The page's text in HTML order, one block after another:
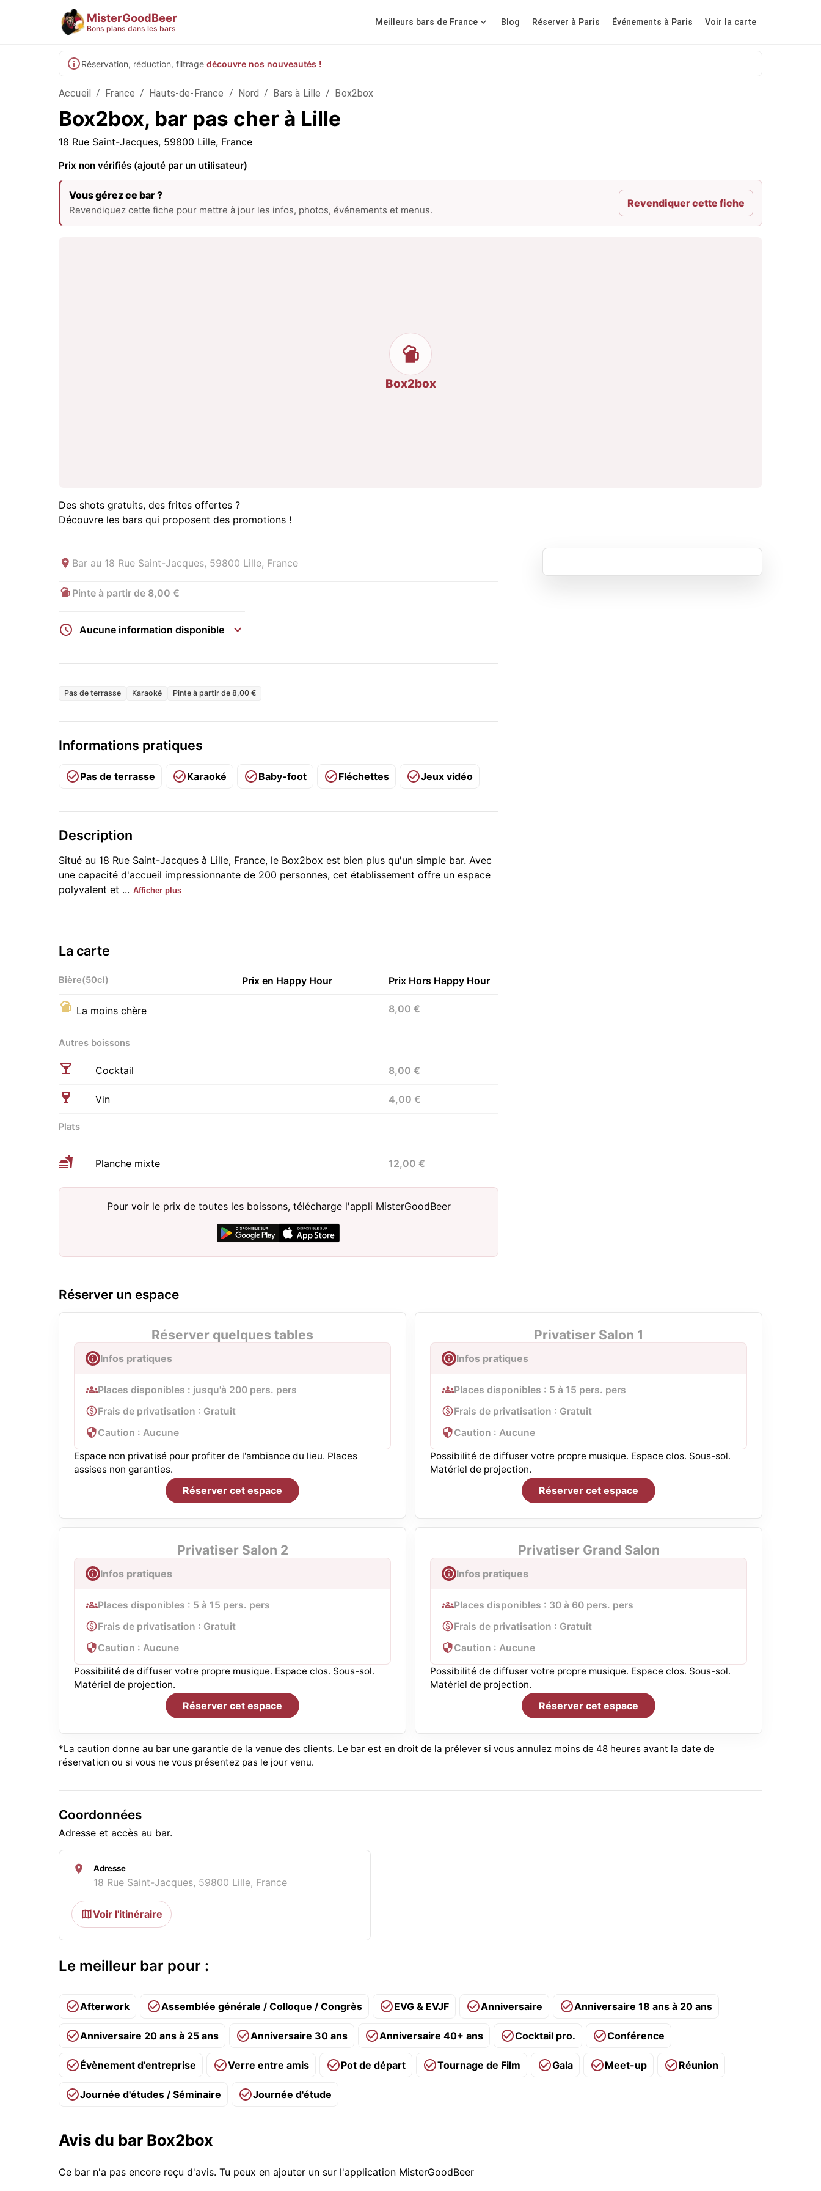
MisterGoodBeer
Bons plans dans les bars
Meilleurs bars de France Blog Réserver à Paris Événements à Paris Voir la carte
Réservation, réduction, filtrage découvre nos nouveautés !
Accueil / France / Hauts-de-France / Nord / Bars à Lille / Box2box
Box2box, bar pas cher à Lille
18 Rue Saint-Jacques, 59800 Lille, France
Prix non vérifiés (ajouté par un utilisateur)
Vous gérez ce bar ?
Revendiquez cette fiche pour mettre à jour les infos, photos, événements et menus.
Revendiquer cette fiche
Box2box
Des shots gratuits, des frites offertes ?
Découvre les bars qui proposent des promotions !
Bar au 18 Rue Saint-Jacques, 59800 Lille, France
Pinte à partir de 8,00 €
Aucune information disponible
Pas de terrasse Karaoké Pinte à partir de 8,00 €
Informations pratiques
Pas de terrasse Karaoké Baby-foot Fléchettes Jeux vidéo
Description
Situé au 18 Rue Saint-Jacques à Lille, France, le Box2box est bien plus qu'un simple bar. Avec
une capacité d'accueil impressionnante de 200 personnes, cet établissement offre un espace
polyvalent et ... Afficher plus
La carte
Bière(50cl) Prix en Happy Hour Prix Hors Happy Hour
La moins chère 8,00 €
Autres boissons
Cocktail 8,00 €
Vin 4,00 €
Plats
Planche mixte 12,00 €
Pour voir le prix de toutes les boissons, télécharge l'appli MisterGoodBeer
Réserver un espace
Réserver quelques tables
Infos pratiques
Places disponibles : jusqu'à 200 pers. pers
Frais de privatisation : Gratuit
Caution : Aucune
Espace non privatisé pour profiter de l'ambiance du lieu. Places
assises non garanties.
Réserver cet espace
Privatiser Salon 1
Infos pratiques
Places disponibles : 5 à 15 pers. pers
Frais de privatisation : Gratuit
Caution : Aucune
Possibilité de diffuser votre propre musique. Espace clos. Sous-sol.
Matériel de projection.
Réserver cet espace
Privatiser Salon 2
Infos pratiques
Places disponibles : 5 à 15 pers. pers
Frais de privatisation : Gratuit
Caution : Aucune
Possibilité de diffuser votre propre musique. Espace clos. Sous-sol.
Matériel de projection.
Réserver cet espace
Privatiser Grand Salon
Infos pratiques
Places disponibles : 30 à 60 pers. pers
Frais de privatisation : Gratuit
Caution : Aucune
Possibilité de diffuser votre propre musique. Espace clos. Sous-sol.
Matériel de projection.
Réserver cet espace
*La caution donne au bar une garantie de la venue des clients. Le bar est en droit de la prélever si vous annulez moins de 48 heures avant la date de
réservation ou si vous ne vous présentez pas le jour venu.
Coordonnées
Adresse et accès au bar.
Adresse
18 Rue Saint-Jacques, 59800 Lille, France
Voir l'itinéraire
Le meilleur bar pour :
Afterwork Assemblée générale / Colloque / Congrès EVG & EVJF Anniversaire Anniversaire 18 ans à 20 ans
Anniversaire 20 ans à 25 ans Anniversaire 30 ans Anniversaire 40+ ans Cocktail pro. Conférence
Évènement d'entreprise Verre entre amis Pot de départ Tournage de Film Gala Meet-up Réunion
Journée d'études / Séminaire Journée d'étude
Avis du bar Box2box
Ce bar n'a pas encore reçu d'avis. Tu peux en ajouter un sur l'application MisterGoodBeer